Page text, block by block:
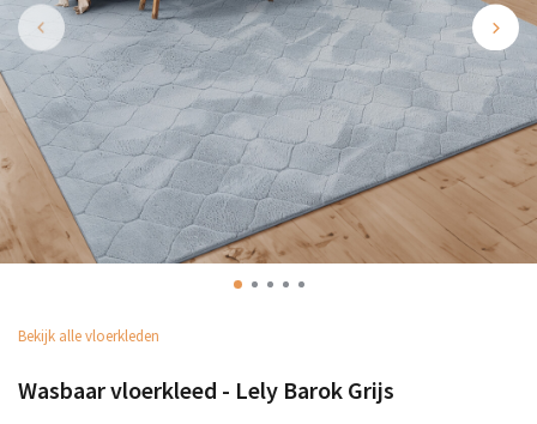
Bekijk alle vloerkleden
Wasbaar vloerkleed - Lely Barok Grijs